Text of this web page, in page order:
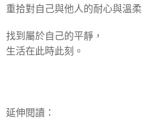
重拾對自己與他人的耐心與溫柔
找到屬於自己的平靜，
生活在此時此刻。
延伸閱讀：